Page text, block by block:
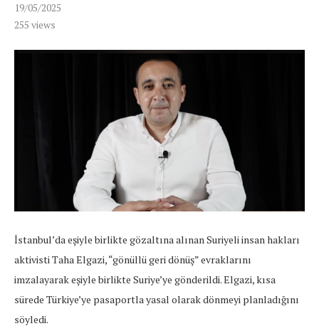
19/05/2025
255 views
İstanbul’da eşiyle birlikte gözaltına alınan Suriyeli insan hakları
aktivisti Taha Elgazi, “gönüllü geri dönüş” evraklarını
imzalayarak eşiyle birlikte Suriye’ye gönderildi. Elgazi, kısa
sürede Türkiye’ye pasaportla yasal olarak dönmeyi planladığını
söyledi.